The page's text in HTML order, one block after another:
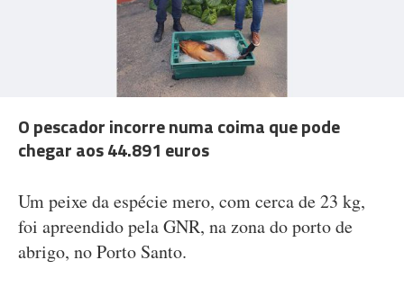
O pescador incorre numa coima que pode
chegar aos 44.891 euros
Um peixe da espécie mero, com cerca de 23 kg,
foi apreendido pela GNR, na zona do porto de
abrigo, no Porto Santo.